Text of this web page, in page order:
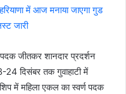
में आज मनाया जाएगा गुड
जारी
जीतकर शानदार प्रदर्शन
24 दिसंबर तक गुवाहाटी में
में महिला एकल का स्वर्ण पदक